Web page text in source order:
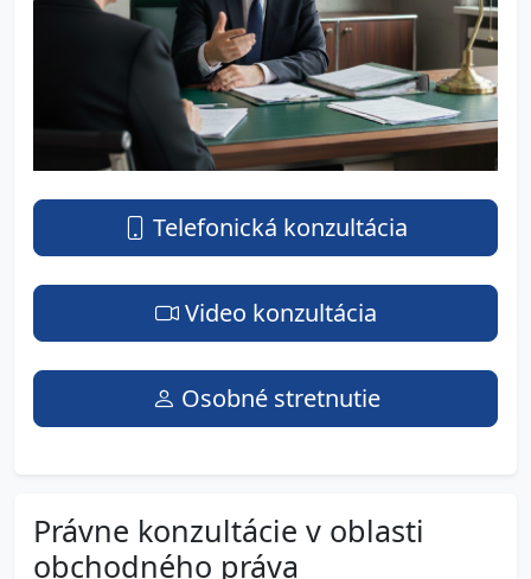
Telefonická konzultácia
Video konzultácia
Osobné stretnutie
Právne konzultácie v oblasti
obchodného práva